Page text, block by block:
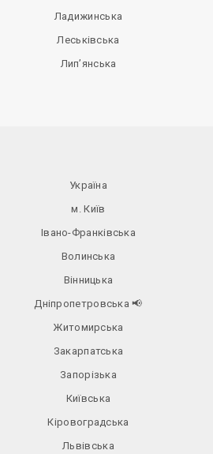
Ладижинська
Леськівська
Лип’янська
Україна
м. Київ
Івано-Франківська
Волинська
Вінницька
Дніпропетровська📢
Житомирська
Закарпатська
Запорізька
Київська
Кіровоградська
Львівська